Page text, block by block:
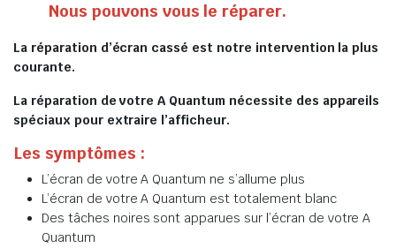
Nous pouvons vous le réparer.
La réparation d’écran cassé est notre intervention la plus
courante.
La réparation de votre A Quantum nécessite des appareils
spéciaux pour extraire l’afficheur.
Les symptômes :
L’écran de votre A Quantum ne s’allume plus
L’écran de votre A Quantum est totalement blanc
Des tâches noires sont apparues sur l’écran de votre A
Quantum